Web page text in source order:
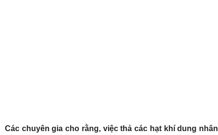
Các chuyên gia cho rằng, việc thả các hạt khí dung nhân